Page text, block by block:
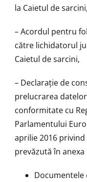
la Caietul de sarcini,
– Acordul pentru
către lichidatorul
Caietul de sarcini,
– Declarație de
prelucrarea
conformitate cu
Parlamentului
aprilie 2016
prevăzută în
Documentele